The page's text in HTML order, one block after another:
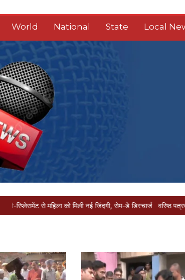
World National State Local
Digital
को मिली नई जिंदगी, सेम-डे डिस्चार्ज वरिष्ठ पत्रकार मुकेश गोयल